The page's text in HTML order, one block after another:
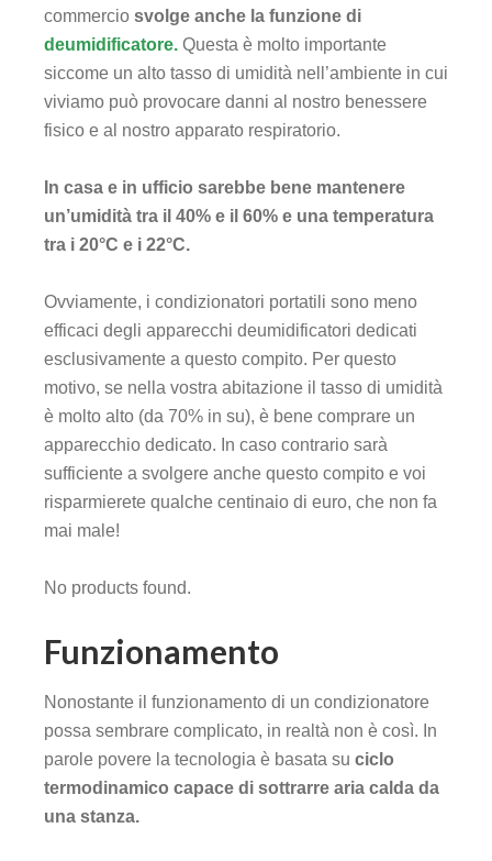
commercio svolge anche la funzione di
deumidificatore. Questa è molto importante
siccome un alto tasso di umidità nell’ambiente in cui
viviamo può provocare danni al nostro benessere
fisico e al nostro apparato respiratorio.
In casa e in ufficio sarebbe bene mantenere
un’umidità tra il 40% e il 60% e una temperatura
tra i 20°C e i 22°C.
Ovviamente, i condizionatori portatili sono meno
efficaci degli apparecchi deumidificatori dedicati
esclusivamente a questo compito. Per questo
motivo, se nella vostra abitazione il tasso di umidità
è molto alto (da 70% in su), è bene comprare un
apparecchio dedicato. In caso contrario sarà
sufficiente a svolgere anche questo compito e voi
risparmierete qualche centinaio di euro, che non fa
mai male!
No products found.
Funzionamento
Nonostante il funzionamento di un condizionatore
possa sembrare complicato, in realtà non è così. In
parole povere la tecnologia è basata su ciclo
termodinamico capace di sottrarre aria calda da
una stanza.